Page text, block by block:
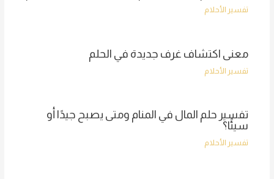
تفسير الأحلام
معنى اكتشاف غرف جديدة في الحلم
تفسير الأحلام
تفسير حلم المال في المنام ومتى يصبح جيدًا أو
سيئًا؟
تفسير الأحلام